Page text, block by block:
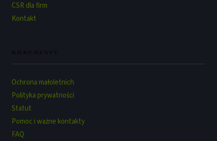
CSR dla firm
Kontakt
Ochrona małoletnich
Polityka prywatności
Statut
Pomoc i ważne kontakty
FAQ